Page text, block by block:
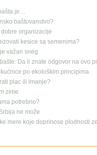
je…
baštovanstvo?
dobre organizacije
kesice sa semenima?
važan sneg
Da li znate odgovor na ovo
po ekološkim principima
plac ili imanje?
zime
potrebno?
ne može
mere koje doprinose plodnosti